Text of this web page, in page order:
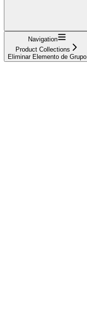
Navigation
Product Collections
Eliminar Elemento de Grupo